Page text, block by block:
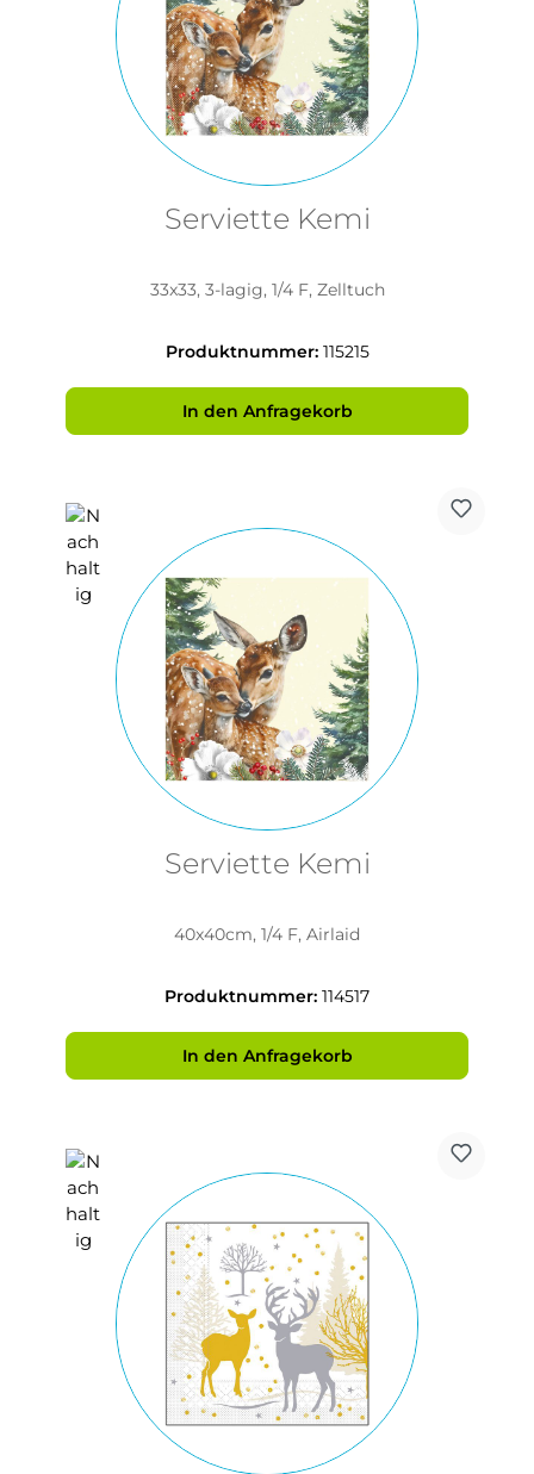
Serviette Kemi
33x33, 3-lagig, 1/4 F, Zelltuch
Produktnummer: 115215
In den Anfragekorb
Serviette Kemi
40x40cm, 1/4 F, Airlaid
Produktnummer: 114517
In den Anfragekorb